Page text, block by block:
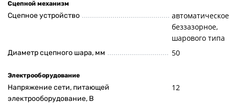
Сцепной механизм
Сцепное устройство
беззазорное,
шарового типа
Диаметр сцепного шара, мм 50
Электрооборудование
Напряжение сети, питающей
электрооборудование, В
12